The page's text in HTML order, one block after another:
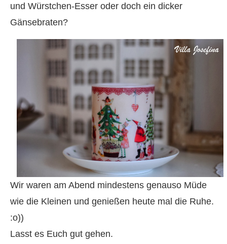
und Würstchen-Esser oder doch ein dicker
Gänsebraten?
Wir waren am Abend mindestens genauso Müde
wie die Kleinen und genießen heute mal die Ruhe.
:o))
Lasst es Euch gut gehen.